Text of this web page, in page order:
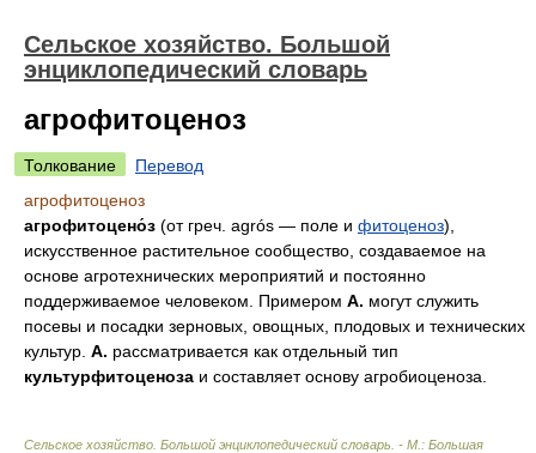
Сельское хозяйство. Большой
энциклопедический словарь
агрофитоценоз
Толкование
Перевод
агрофитоценоз
агрофитоцено́з (от греч. agrós — поле и фитоценоз),
искусственное растительное сообщество, создаваемое на
основе агротехнических мероприятий и постоянно
поддерживаемое человеком. Примером А. могут служить
посевы и посадки зерновых, овощных, плодовых и технических
культур. А. рассматривается как отдельный тип
культурфитоценоза и составляет основу агробиоценоза.
Сельское хозяйство. Большой энциклопедический словарь. - М.: Большая